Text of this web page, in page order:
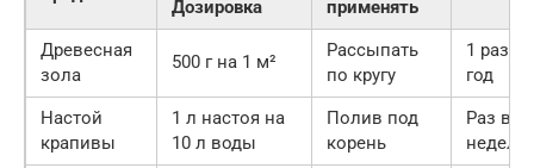
Дозировка применять
Древесная
зола
500 г на 1 м²
Рассыпать
по кругу
1 раз в
год
Настой
крапивы
1 л настоя на
10 л воды
Полив под
корень
Раз в 2
недели